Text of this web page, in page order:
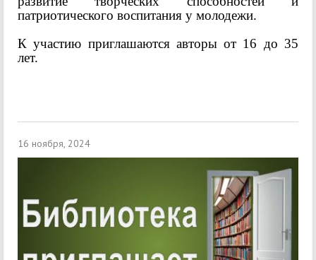
патриотического воспитания у молодежи.
К участию приглашаются авторы от 16 до 35
лет.
16 ноября, 2024